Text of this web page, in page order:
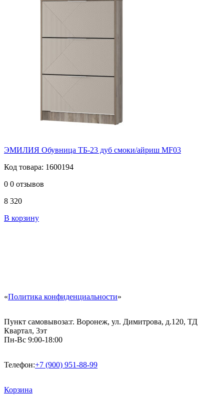
ЭМИЛИЯ Обувница ТБ-23 дуб смоки/айриш MF03
Код товара: 1600194
0 0 отзывов
8 320
В корзину
«Политика конфиденциальности»
Пункт самовывоза:г. Воронеж, ул. Димитрова, д.120, ТД
Квартал, 3эт
Пн-Вс 9:00-18:00
Телефон:+7 (900) 951-88-99
Корзина